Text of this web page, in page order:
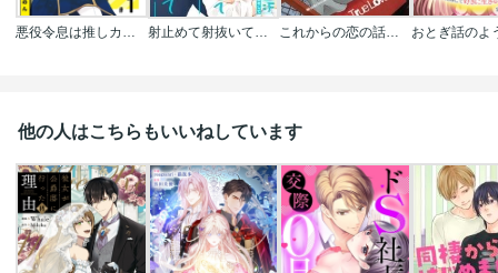
悪役令息は推しカプを見守りたい!!～BLゲームに転生したら恋愛フラグが立ちました～ 射止めて射抜いて恋をして これからの恋の話をしよう【ペーパー付】
他の人はこちらもいいねしています